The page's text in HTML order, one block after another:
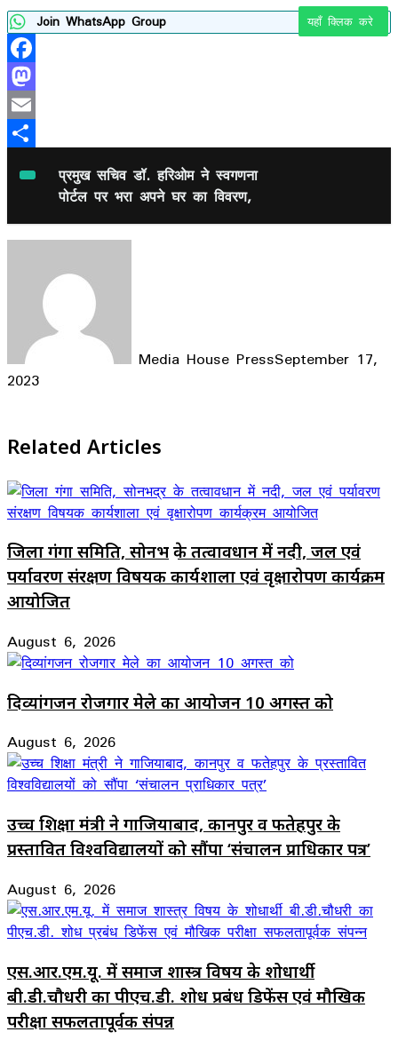
Join WhatsApp Group यहाँ क्लिक करे
Facebook
Mastodon
Email
प्रमुख सचिव डॉ. हरिओम ने स्वगणना
पोर्टल पर भरा अपने घर का विवरण,
Media House PressSeptember 17,
2023
Related Articles
जिला गंगा समिति, सोनभद्र के तत्वावधान में नदी, जल एवं
पर्यावरण संरक्षण विषयक कार्यशाला एवं वृक्षारोपण कार्यक्रम
आयोजित
August 6, 2026
दिव्यांगजन रोजगार मेले का आयोजन 10 अगस्त को
August 6, 2026
उच्च शिक्षा मंत्री ने गाजियाबाद, कानपुर व फतेहपुर के
प्रस्तावित विश्वविद्यालयों को सौंपा ‘संचालन प्राधिकार पत्र’
August 6, 2026
एस.आर.एम.यू. में समाज शास्त्र विषय के शोधार्थी
बी.डी.चौधरी का पीएच.डी. शोध प्रबंध डिफेंस एवं मौखिक
परीक्षा सफलतापूर्वक संपन्न